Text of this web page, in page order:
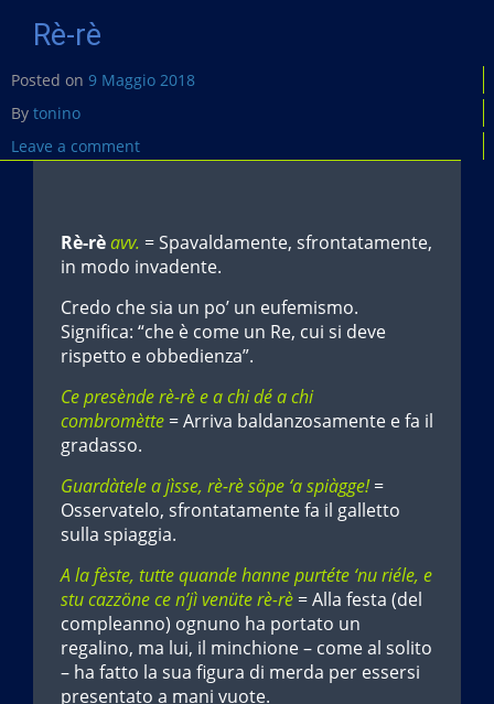
Rè-rè
Posted on 9 Maggio 2018
By tonino
Leave a comment
Rè-rèavv. = Spavaldamente, sfrontatamente,
in modo invadente.
Credo che sia un po’ un eufemismo.
Significa: “che è come un Re, cui si deve
rispetto e obbedienza”.
Ce presènde rè-rè e a chi dé a chi
combromètte = Arriva baldanzosamente e fa il
gradasso.
Guardàtele a jìsse, rè-rè söpe ‘a spiàgge!=
Osservatelo, sfrontatamente fa il galletto
sulla spiaggia.
A la fèste, tutte quande hanne purtéte ‘nu riéle, e
stu cazzöne ce n’jì venüte rè-rè = Alla festa (del
compleanno) ognuno ha portato un
regalino, ma lui, il minchione – come al solito
– ha fatto la sua figura di merda per essersi
presentato a mani vuote.